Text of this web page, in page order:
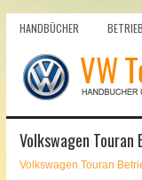
HANDBÜCHER
Volkswagen Touran
Volkswagen Touran